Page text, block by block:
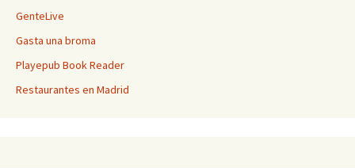
GenteLive
Gasta una broma
Playepub Book Reader
Restaurantes en Madrid